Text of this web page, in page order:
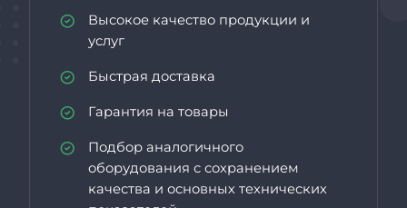
Высокое качество продукции и
услуг
Быстрая доставка
Гарантия на товары
Подбор аналогичного
оборудования с сохранением
качества и основных технических